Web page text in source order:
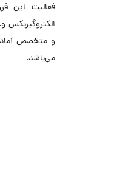
فعالیت این
الکتروگیربکس
و متخصص
می‌باشد.